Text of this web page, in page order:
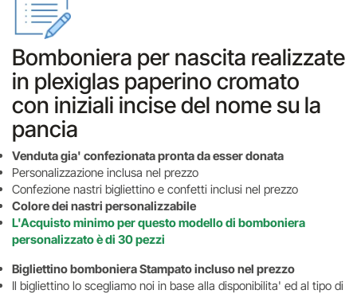
Bomboniera per nascita realizzate
in plexiglas paperino cromato
con iniziali incise del nome su la
pancia
Venduta gia' confezionata pronta da esser donata
Personalizzazione inclusa nel prezzo
Confezione nastri bigliettino e confetti inclusi nel prezzo
Colore dei nastri personalizzabile
L'Acquisto minimo per questo modello di bomboniera
personalizzato è di 30 pezzi
Bigliettino bomboniera Stampato incluso nel prezzo
Il bigliettino lo scegliamo noi in base alla disponibilita' ed al tipo di